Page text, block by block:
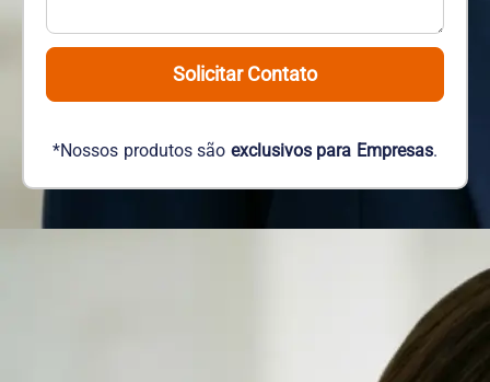
Solicitar Contato
*Nossos produtos são exclusivos para Empresas.